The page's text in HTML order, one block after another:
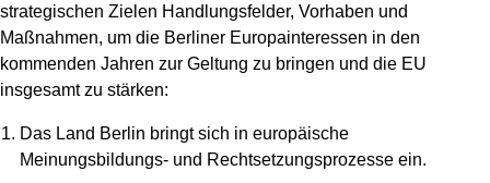
strategischen Zielen Handlungsfelder, Vorhaben und
Maßnahmen, um die Berliner Europainteressen in den
kommenden Jahren zur Geltung zu bringen und die EU
insgesamt zu stärken:
Das Land Berlin bringt sich in europäische
Meinungsbildungs- und Rechtsetzungsprozesse ein.